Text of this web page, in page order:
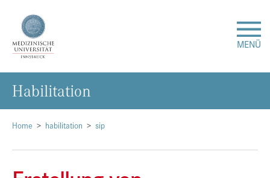
MENÜ
Forschung
Studium & Lehre
Home habilitation sip
Ha­bi­li­ta­ti­on